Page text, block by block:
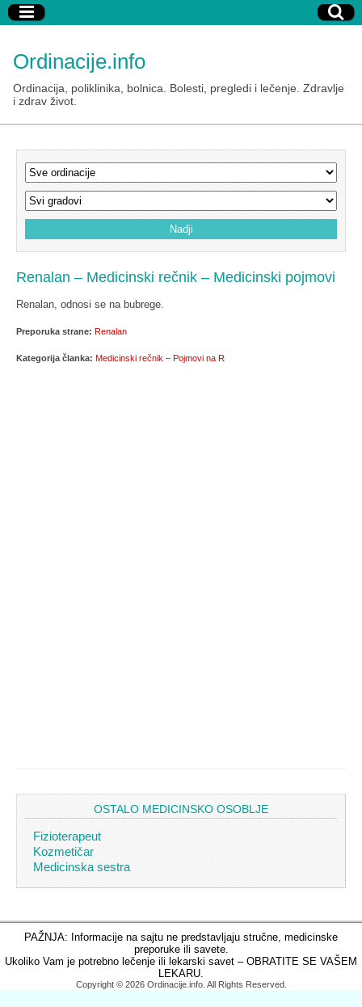
Ordinacije.info
Ordinacija, poliklinika, bolnica. Bolesti, pregledi i lečenje. Zdravlje
i zdrav život.
Renalan – Medicinski rečnik – Medicinski pojmovi
Renalan, odnosi se na bubrege.
Preporuka strane: Renalan
Kategorija članka: Medicinski rečnik – Pojmovi na R
OSTALO MEDICINSKO OSOBLJE
Fizioterapeut
Kozmetičar
Medicinska sestra
PAŽNJA: Informacije na sajtu ne predstavljaju stručne, medicinske
preporuke ili savete.
Ukoliko Vam je potrebno lečenje ili lekarski savet – OBRATITE SE VAŠEM
LEKARU.
Copyright © 2026 Ordinacije.info. All Rights Reserved.